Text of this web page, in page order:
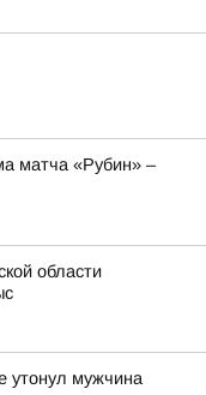
матча «Рубин» –
области
утонул мужчина